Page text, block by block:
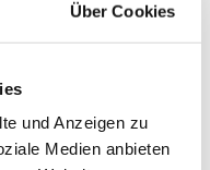
Über Cookies
und Anzeigen zu
Medien anbieten
Angebot für
über großzügige
Qualität, Sauberkeit und
Gäste eine herzliche
moderne Infrastruktur –